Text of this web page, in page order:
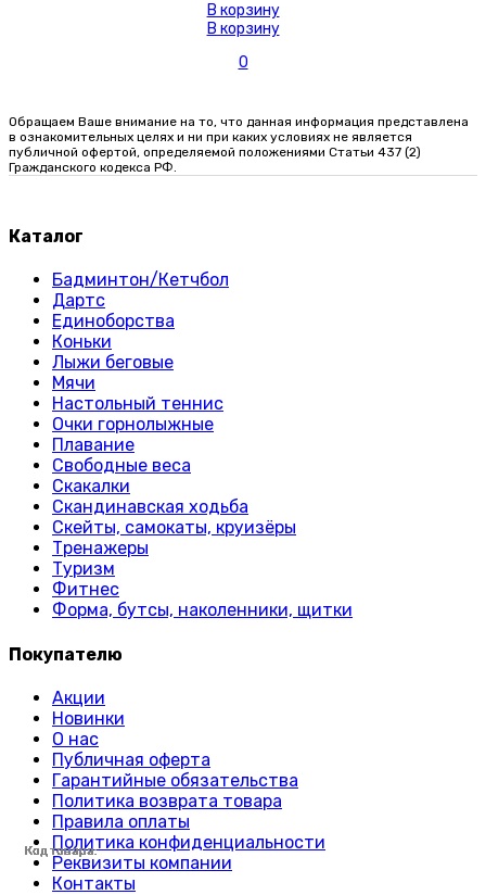
Код товара:
Код товара:
Код товара:
Код товара:
Код товара:
Код товара:
Код товара:
Код товара:
Код товара:
Код товара:
Код товара:
Код товара:
Код товара:
Код товара:
Код товара:
Код товара:
Код товара:
Код товара:
Код товара:
Код товара:
Код товара:
Код товара:
Код товара:
В корзину
В корзину
0
Код товара:
Обращаем Ваше внимание на то, что данная информация представлена
в ознакомительных целях и ни при каких условиях не является
публичной офертой, определяемой положениями Статьи 437 (2)
Гражданского кодекса РФ.
Каталог
Бадминтон/Кетчбол
Дартс
Единоборства
Коньки
Лыжи беговые
Мячи
Настольный теннис
Очки горнолыжные
Плавание
Свободные веса
Скакалки
Скандинавская ходьба
Скейты, самокаты, круизёры
Тренажеры
Туризм
Фитнес
Форма, бутсы, наколенники, щитки
Покупателю
Акции
Новинки
О нас
Публичная оферта
Гарантийные обязательства
Политика возврата товара
Правила оплаты
Политика конфиденциальности
Реквизиты компании
Контакты